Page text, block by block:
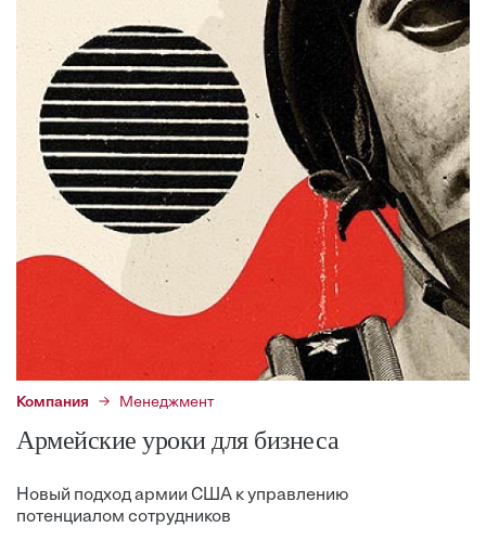
Компания Менеджмент
Армейские уроки для бизнеса
Новый подход армии США к управлению
потенциалом сотрудников